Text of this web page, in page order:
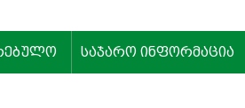
საჯარო ინფორმაცია